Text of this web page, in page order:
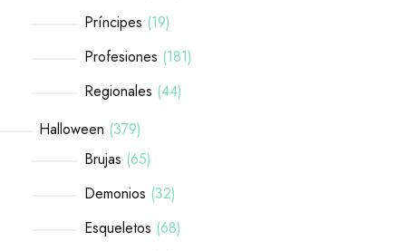
Príncipes 19
Profesiones 181
Regionales 44
Halloween 379
Brujas 65
Demonios 32
Esqueletos 68